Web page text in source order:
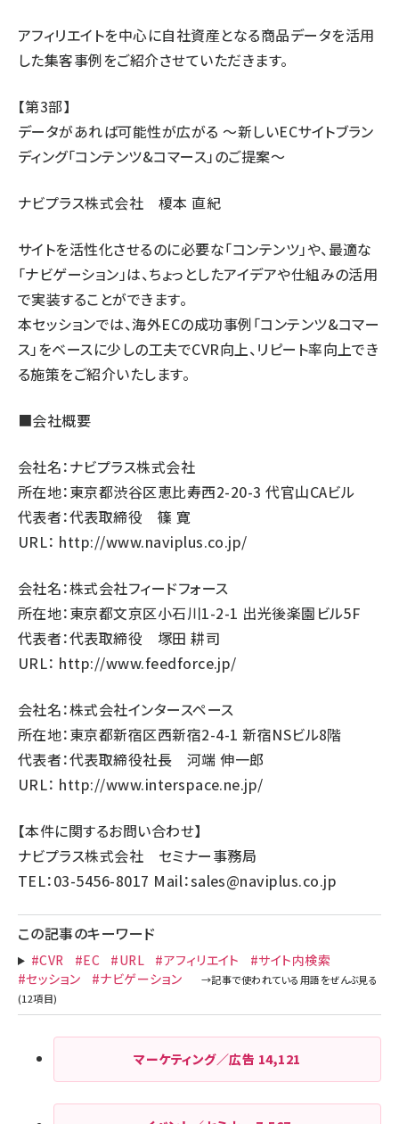
アフィリエイトを中心に自社資産となる商品データを活用
した集客事例をご紹介させていただきます。
【第3部】
データがあれば可能性が広がる 〜新しいECサイトブラン
ディング「コンテンツ&コマース」のご提案〜
ナビプラス株式会社 榎本 直紀
サイトを活性化させるのに必要な「コンテンツ」や、最適な
「ナビゲーション」は、ちょっとしたアイデアや仕組みの活用
で実装することができます。
本セッションでは、海外ECの成功事例「コンテンツ&コマー
ス」をベースに少しの工夫でCVR向上、リピート率向上でき
る施策をご紹介いたします。
■会社概要
会社名：ナビプラス株式会社
所在地：東京都渋谷区恵比寿西2-20-3 代官山CAビル
代表者：代表取締役 篠 寛
URL： http://www.naviplus.co.jp/
会社名：株式会社フィードフォース
所在地：東京都文京区小石川1-2-1 出光後楽園ビル5F
代表者：代表取締役 塚田 耕司
URL： http://www.feedforce.jp/
会社名：株式会社インタースペース
所在地：東京都新宿区西新宿2-4-1 新宿NSビル8階
代表者：代表取締役社長 河端 伸一郎
URL： http://www.interspace.ne.jp/
【本件に関するお問い合わせ】
ナビプラス株式会社 セミナー事務局
TEL：03-5456-8017 Mail：sales@naviplus.co.jp
この記事のキーワード
#CVR #EC #URL #アフィリエイト
#サイト内検索
#セッション
#ナビゲーション
マーケティング／広告 14,121